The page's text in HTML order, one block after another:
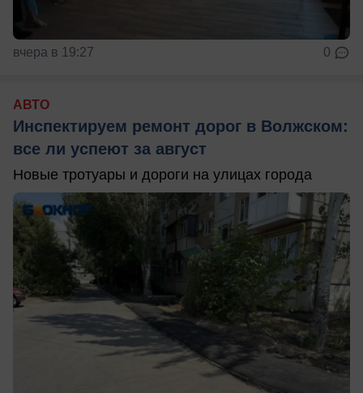
вчера в 19:27 0
АВТО
Инспектируем ремонт дорог в Волжском:
все ли успеют за август
Новые тротуары и дороги на улицах города